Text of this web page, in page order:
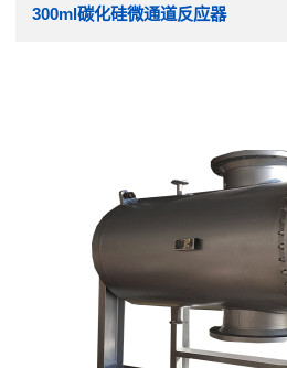
300ml碳化硅微通道反应器